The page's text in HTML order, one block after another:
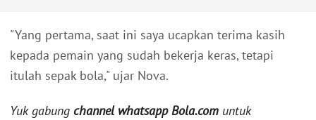
"Yang pertama, saat ini saya ucapkan terima kasih
kepada pemain yang sudah bekerja keras, tetapi
itulah sepak bola," ujar Nova.
Yuk gabung channel whatsapp Bola.com untuk